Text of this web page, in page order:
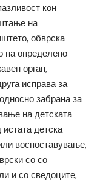
кон
на
обврска
на определено
орган,
исправа за
забрана за
на детската
истата детска
воспоставување,
со со
и со сведоците,